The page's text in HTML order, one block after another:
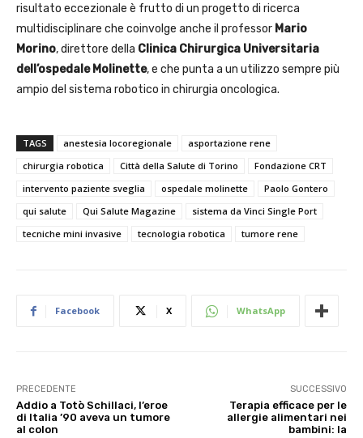
risultato eccezionale è frutto di un progetto di ricerca
multidisciplinare che coinvolge anche il professor Mario
Morino, direttore della Clinica Chirurgica Universitaria
dell’ospedale Molinette, e che punta a un utilizzo sempre più
ampio del sistema robotico in chirurgia oncologica.
TAGS anestesia locoregionale
asportazione rene
chirurgia robotica
Città della Salute di Torino
Fondazione CRT
intervento paziente sveglia
ospedale molinette
Paolo Gontero
qui salute
Qui Salute Magazine
sistema da Vinci Single Port
tecniche mini invasive
tecnologia robotica tumore rene
Facebook X WhatsApp
PRECEDENTE
Addio a Totò Schillaci, l’eroe
di Italia ’90 aveva un tumore
al colon
SUCCESSIVO
Terapia efficace per le
allergie alimentari nei
bambini: la